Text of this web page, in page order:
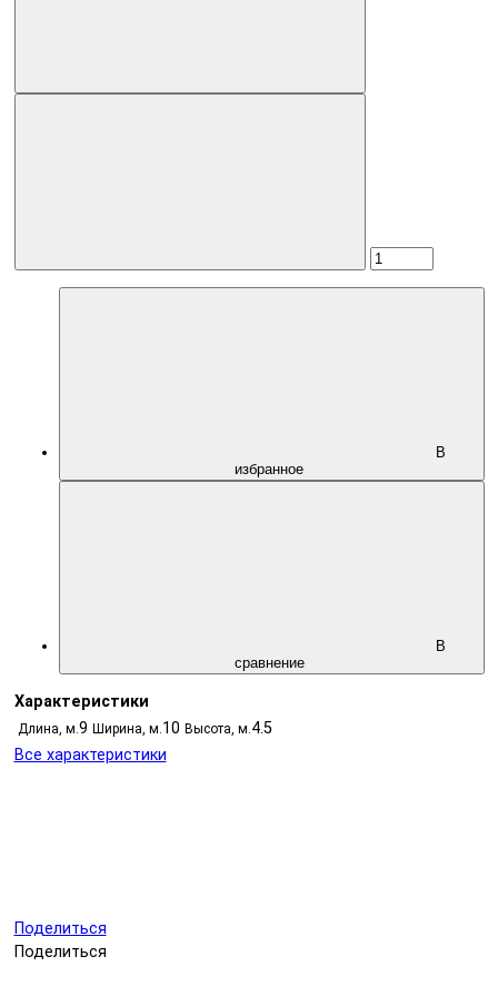
В
избранное
В
сравнение
Характеристики
Длина, м.9 Ширина, м.10 Высота, м.4.5
Все характеристики
Поделиться
Поделиться